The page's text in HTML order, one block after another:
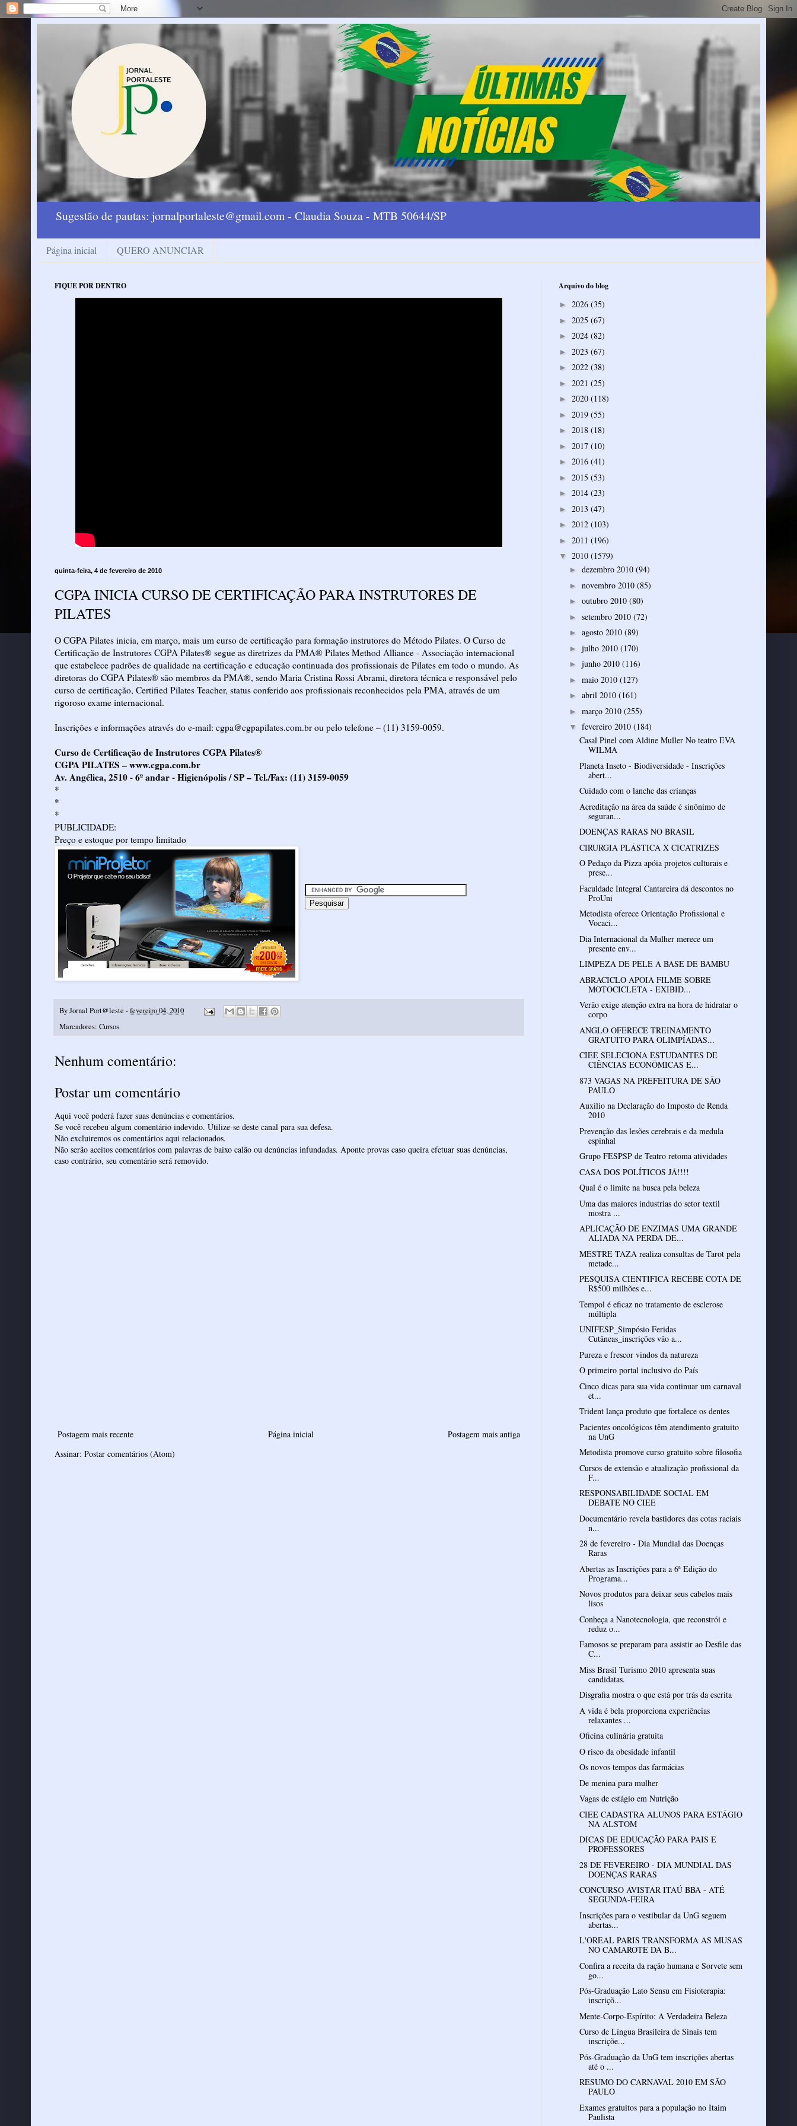
Sugestão de pautas: jornalportaleste@gmail.com - Claudia Souza - MTB 50644/SP
Página inicial QUERO ANUNCIAR
FIQUE POR DENTRO
quinta-feira, 4 de fevereiro de 2010
CGPA INICIA CURSO DE CERTIFICAÇÃO PARA INSTRUTORES DE
PILATES
O CGPA Pilates inicia, em março, mais um curso de certificação para formação instrutores do Método Pilates. O Curso de
Certificação de Instrutores CGPA Pilates® segue as diretrizes da PMA® Pilates Method Alliance - Associação internacional
que estabelece padrões de qualidade na certificação e educação continuada dos profissionais de Pilates em todo o mundo. As
diretoras do CGPA Pilates® são membros da PMA®, sendo Maria Cristina Rossi Abrami, diretora técnica e responsável pelo
curso de certificação, Certified Pilates Teacher, status conferido aos profissionais reconhecidos pela PMA, através de um
rigoroso exame internacional.
Inscrições e informações através do e-mail: cgpa@cgpapilates.com.br ou pelo telefone – (11) 3159-0059.
Curso de Certificação de Instrutores CGPA Pilates®
CGPA PILATES –www.cgpa.com.br
Av. Angélica, 2510 - 6º andar - Higienópolis / SP – Tel./Fax: (11) 3159-0059
*
*
*
PUBLICIDADE:
Preço e estoque por tempo limitado
ByJornal Port@leste -fevereiro 04, 2010
Marcadores: Cursos
Nenhum comentário:
Postar um comentário
Aqui você poderá fazer suas denúncias e comentários.
Se você recebeu algum comentário indevido. Utilize-se deste canal para sua defesa.
Não excluiremos os comentários aqui relacionados.
Não serão aceitos comentários com palavras de baixo calão ou denúncias infundadas. Aponte provas caso queira efetuar suas denúncias,
caso contrário, seu comentário será removido.
Postagem mais recente Postagem mais antiga
Página inicial
Assinar: Postar comentários (Atom)
Arquivo do blog
► 2026 (35)
► 2025 (67)
► 2024 (82)
► 2023 (67)
► 2022 (38)
► 2021 (25)
► 2020 (118)
► 2019 (55)
► 2018 (18)
► 2017 (10)
► 2016 (41)
► 2015 (53)
► 2014 (23)
► 2013 (47)
► 2012 (103)
► 2011 (196)
▼ 2010 (1579)
► dezembro 2010 (94)
► novembro 2010 (85)
► outubro 2010 (80)
► setembro 2010 (72)
► agosto 2010 (89)
► julho 2010 (170)
► junho 2010 (116)
► maio 2010 (127)
► abril 2010 (161)
► março 2010 (255)
▼ fevereiro 2010 (184)
Casal Pinel com Aldine Muller No teatro EVA
WILMA
Planeta Inseto - Biodiversidade - Inscrições
abert...
Cuidado com o lanche das crianças
Acreditação na área da saúde é sinônimo de
seguran...
DOENÇAS RARAS NO BRASIL
CIRURGIA PLÁSTICA X CICATRIZES
O Pedaço da Pizza apóia projetos culturais e
prese...
Faculdade Integral Cantareira dá descontos no
ProUni
Metodista oferece Orientação Profissional e
Vocaci...
Dia Internacional da Mulher merece um
presente env...
LIMPEZA DE PELE A BASE DE BAMBU
ABRACICLO APOIA FILME SOBRE
MOTOCICLETA - EXIBID...
Verão exige atenção extra na hora de hidratar o
corpo
ANGLO OFERECE TREINAMENTO
GRATUITO PARA OLIMPÍADAS...
CIEE SELECIONA ESTUDANTES DE
CIÊNCIAS ECONÔMICAS E...
873 VAGAS NA PREFEITURA DE SÃO
PAULO
Auxilio na Declaração do Imposto de Renda
2010
Prevenção das lesões cerebrais e da medula
espinhal
Grupo FESPSP de Teatro retoma atividades
CASA DOS POLÍTICOS JÁ!!!!
Qual é o limite na busca pela beleza
Uma das maiores industrias do setor textil
mostra ...
APLICAÇÃO DE ENZIMAS UMA GRANDE
ALIADA NA PERDA DE...
MESTRE TAZA realiza consultas de Tarot pela
metade...
PESQUISA CIENTIFICA RECEBE COTA DE
R$500 milhões e...
Tempol é eficaz no tratamento de esclerose
múltipla
UNIFESP_Simpósio Feridas
Cutâneas_inscrições vão a...
Pureza e frescor vindos da natureza
O primeiro portal inclusivo do País
Cinco dicas para sua vida continuar um carnaval
et...
Trident lança produto que fortalece os dentes
Pacientes oncológicos têm atendimento gratuito
na UnG
Metodista promove curso gratuito sobre filosofia
Cursos de extensão e atualização profissional da
F...
RESPONSABILIDADE SOCIAL EM
DEBATE NO CIEE
Documentário revela bastidores das cotas raciais
n...
28 de fevereiro - Dia Mundial das Doenças
Raras
Abertas as Inscrições para a 6ª Edição do
Programa...
Novos produtos para deixar seus cabelos mais
lisos
Conheça a Nanotecnologia, que reconstrói e
reduz o...
Famosos se preparam para assistir ao Desfile das
C...
Miss Brasil Turismo 2010 apresenta suas
candidatas.
Disgrafia mostra o que está por trás da escrita
A vida é bela proporciona experiências
relaxantes ...
Oficina culinária gratuita
O risco da obesidade infantil
Os novos tempos das farmácias
De menina para mulher
Vagas de estágio em Nutrição
CIEE CADASTRA ALUNOS PARA ESTÁGIO
NA ALSTOM
DICAS DE EDUCAÇÃO PARA PAIS E
PROFESSORES
28 DE FEVEREIRO - DIA MUNDIAL DAS
DOENÇAS RARAS
CONCURSO AVISTAR ITAÚ BBA - ATÉ
SEGUNDA-FEIRA
Inscrições para o vestibular da UnG seguem
abertas...
L'OREAL PARIS TRANSFORMA AS MUSAS
NO CAMAROTE DA B...
Confira a receita da ração humana e Sorvete sem
go...
Pós-Graduação Lato Sensu em Fisioterapia:
inscriçõ...
Mente-Corpo-Espírito: A Verdadeira Beleza
Curso de Língua Brasileira de Sinais tem
inscriçõe...
Pós-Graduação da UnG tem inscrições abertas
até o ...
RESUMO DO CARNAVAL 2010 EM SÃO
PAULO
Exames gratuitos para a população no Itaim
Paulista